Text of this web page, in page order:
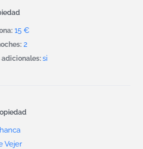
15 €
2
adicionales:si
Vejer